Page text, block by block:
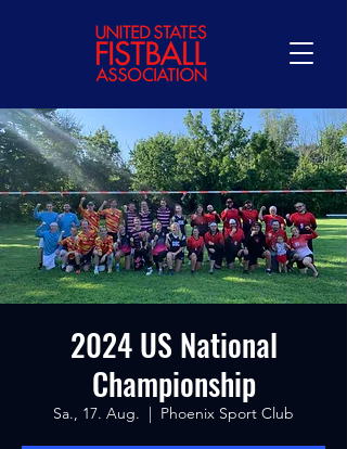
2024 US National
Championship
Sa., 17. Aug.
  |
Phoenix Sport Club